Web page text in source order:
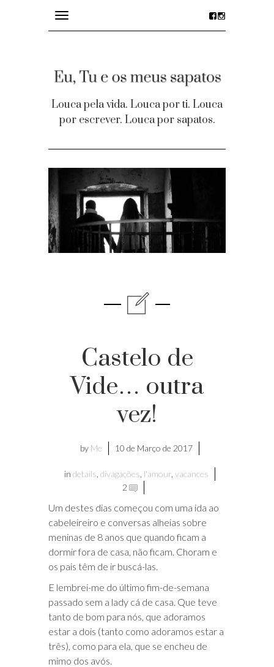
Contacto
Facebook
Toggle
navigation
Louca pela vida. Louca por ti. Louca
por escrever. Louca por sapatos.
Castelo de
Vide… outra
vez!
by Me 10 de Março de 2017
in details divagações l'amour, vacances
2
Um destes dias começou com uma ida ao
cabeleireiro e conversas alheias sobre
meninas de 8 anos que quando ficam a
dormir fora de casa, não ficam. Choram e
os pais têm de ir buscá-las.
E lembrei-me do último fim-de-semana
passado sem a lady cá de casa. Que teve
tanto de bom para nós, que adoramos
estar a dois (tanto como adoramos estar a
três), como para ela, que se encheu de
mimo dos avós.